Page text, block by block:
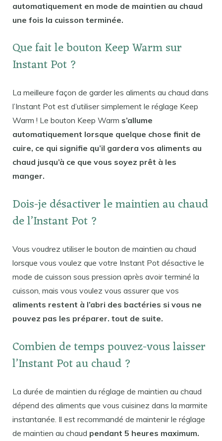
automatiquement en mode de maintien au chaud
une fois la cuisson terminée.
Que fait le bouton Keep Warm sur
Instant Pot ?
La meilleure façon de garder les aliments au chaud dans
l’Instant Pot est d’utiliser simplement le réglage Keep
Warm ! Le bouton Keep Warm s’allume
automatiquement lorsque quelque chose finit de
cuire, ce qui signifie qu’il gardera vos aliments au
chaud jusqu’à ce que vous soyez prêt à les
manger.
Dois-je désactiver le maintien au chaud
de l’Instant Pot ?
Vous voudrez utiliser le bouton de maintien au chaud
lorsque vous voulez que votre Instant Pot désactive le
mode de cuisson sous pression après avoir terminé la
cuisson, mais vous voulez vous assurer que vos
aliments restent à l’abri des bactéries si vous ne
pouvez pas les préparer. tout de suite.
Combien de temps pouvez-vous laisser
l’Instant Pot au chaud ?
La durée de maintien du réglage de maintien au chaud
dépend des aliments que vous cuisinez dans la marmite
instantanée. Il est recommandé de maintenir le réglage
de maintien au chaud pendant 5 heures maximum.